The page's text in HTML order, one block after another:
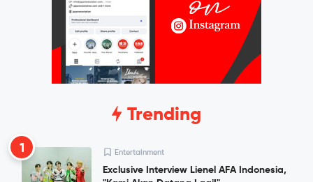
Trending
1 Entertainment
Exclusive Interview Lienel AFA Indonesia,